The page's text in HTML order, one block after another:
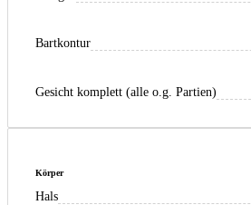
Bartkontur
Gesicht komplett (alle o.g. Partien)
Körper
Hals